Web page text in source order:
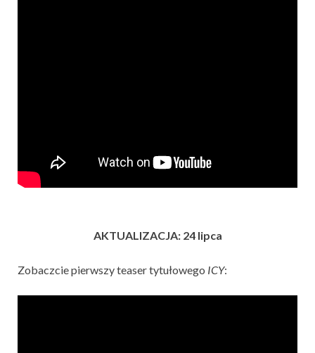
AKTUALIZACJA: 24 lipca
Zobaczcie pierwszy teaser tytułowego ICY: